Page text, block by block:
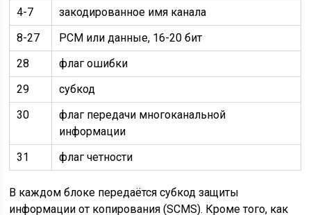
4-7
закодированное имя канала
8-27
PCM или данные, 16-20 бит
28
флаг ошибки
29
cубкод
30
флаг передачи многоканальной
информации
31
флаг четности
В каждом блоке передаётся субкод защиты
информации от копирования (SCMS). Кроме того, как